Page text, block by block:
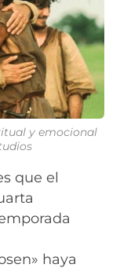
y emocional
que el
haya